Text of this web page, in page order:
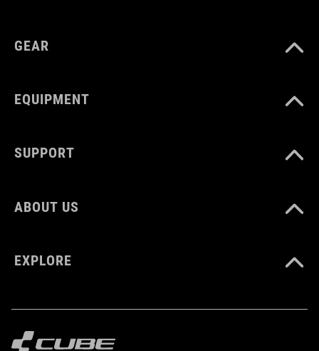
GEAR
EQUIPMENT
SUPPORT
ABOUT US
EXPLORE